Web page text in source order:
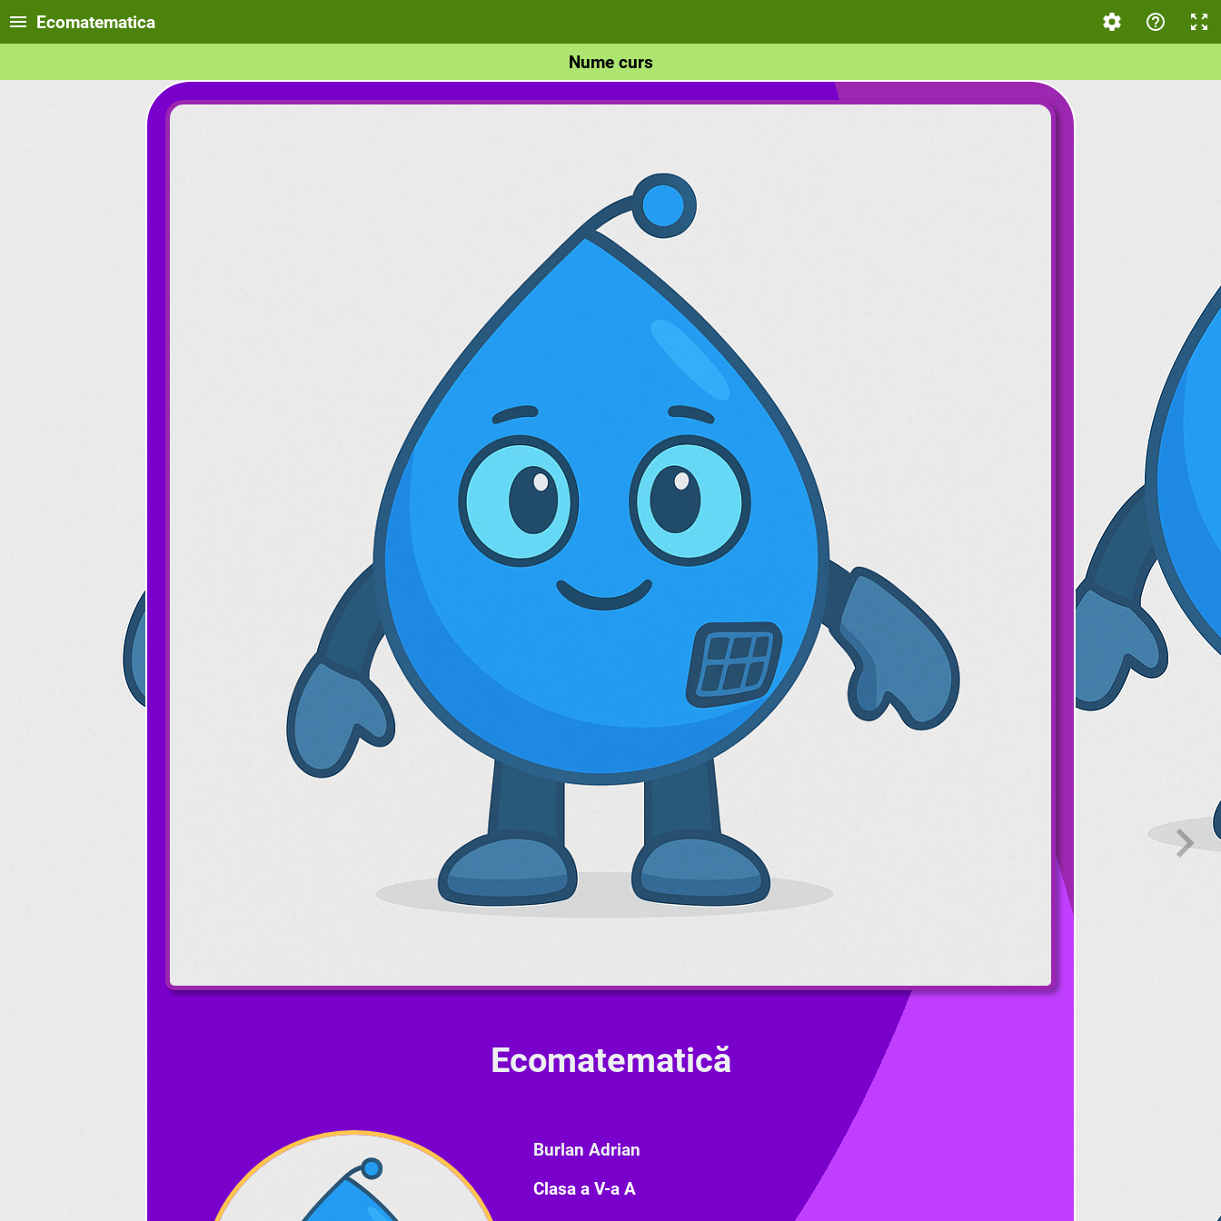
Ecomatematica
Nume curs
Ecomatematică
Burlan Adrian
Clasa a V-a A